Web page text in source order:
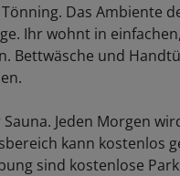
Das Ambiente
Ihr wohnt in
Bettwäsche und
Jeden Morgen
kann kostenlos
sind kostenlose